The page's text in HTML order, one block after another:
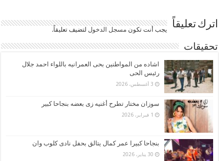
اترك تعليقاً يجب أنت تكون مسجل الدخول لتضيف تعليقاً.
تحقيقات
اشاده من المواطنين بحى العمرانيه باللواء احمد جلال
رئيس الحى
3 أغسطس، 2026
سوزان مختار تطرح أغنيه زى بعضه بنجاحا كبير
1 فبراير، 2026
بنجاحا كبيرا عمر كمال يتالق بحفل نادى كلوب وان
30 يناير، 2026